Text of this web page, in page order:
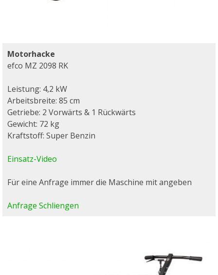
Motorhacke
efco MZ 2098 RK
Leistung: 4,2 kW
Arbeitsbreite: 85 cm
Getriebe: 2 Vorwärts & 1 Rückwärts
Gewicht: 72 kg
Kraftstoff: Super Benzin
Einsatz-Video
Für eine Anfrage immer die Maschine mit angeben
Anfrage Schliengen